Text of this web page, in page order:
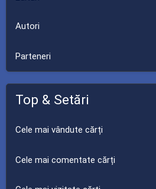
Autori
Parteneri
Top & Setări
Cele mai vândute cărți
Cele mai comentate cărți